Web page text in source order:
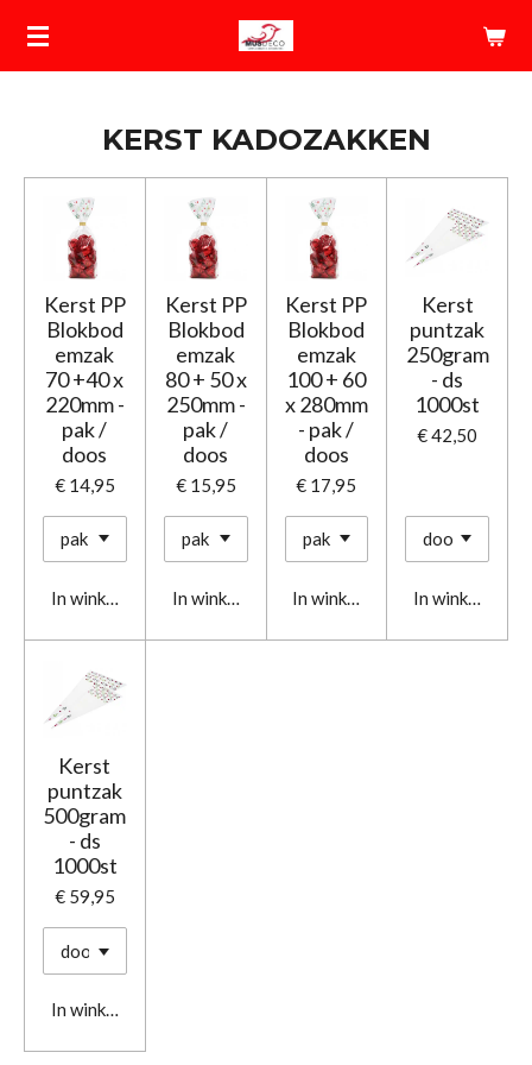
Ga
hoofdinhoudKERST KADOZAKKEN
Kerst PP
Blokbod
emzak
70 +40 x
220mm -
pak /
doos
€ 14,95
In winkelwagen
Kerst PP
Blokbod
emzak
80 + 50 x
250mm -
pak /
doos
€ 15,95
In winkelwagen
Kerst PP
Blokbod
emzak
100 + 60
x 280mm
- pak /
doos
€ 17,95
In winkelwagen
Kerst
puntzak
250gram
- ds
1000st
€ 42,50
In
Kerst
puntzak
500gram
- ds
1000st
€ 59,95
In winkelwagen